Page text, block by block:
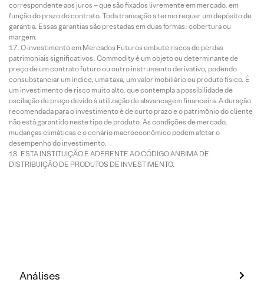
correspondente aos juros – que são fixados livremente em mercado, em
função do prazo do contrato. Toda transação a termo requer um depósito de
garantia. Essas garantias são prestadas em duas formas: cobertura ou
margem.
O investimento em Mercados Futuros embute riscos de perdas
patrimoniais significativos. Commodity é um objeto ou determinante de
preço de um contrato futuro ou outro instrumento derivativo, podendo
consubstanciar um índice, uma taxa, um valor mobiliário ou produto físico. É
um investimento de risco muito alto, que contempla a possibilidade de
oscilação de preço devido à utilização de alavancagem financeira. A duração
recomendada para o investimento é de curto prazo e o patrimônio do cliente
não está garantido neste tipo de produto. As condições de mercado,
mudanças climáticas e o cenário macroeconômico podem afetar o
desempenho do investimento.
ESTA INSTITUIÇÃO É ADERENTE AO CÓDIGO ANBIMA DE
DISTRIBUIÇÃO DE PRODUTOS DE INVESTIMENTO.
Análises